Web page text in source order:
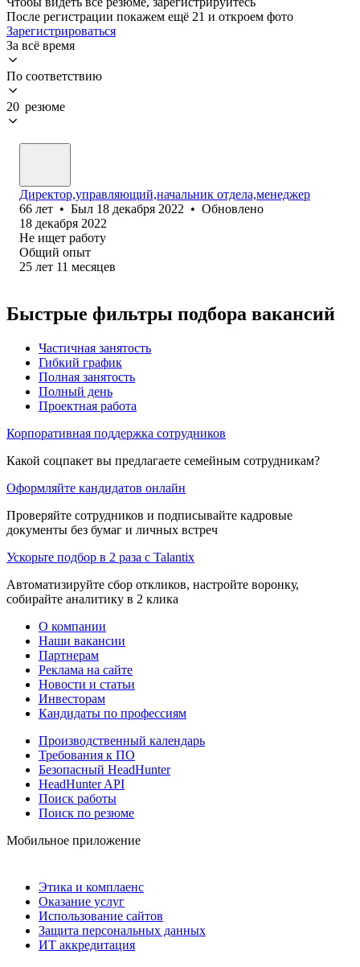
После регистрации покажем ещё 21 и откроем фото
Зарегистрироваться
За всё время
По соответствию
20 резюме
Директор,управляющий,начальник отдела,менеджер
66 лет • Был 18 декабря 2022 • Обновлено
18 декабря 2022
Не ищет работу
Общий опыт
25 лет 11 месяцев
Быстрые фильтры подбора вакансий
Частичная занятость
Гибкий график
Полная занятость
Полный день
Проектная работа
Корпоративная поддержка сотрудников
Какой соцпакет вы предлагаете семейным сотрудникам?
Оформляйте кандидатов онлайн
Проверяйте сотрудников и подписывайте кадровые
документы без бумаг и личных встреч
Ускорьте подбор в 2 раза с Talantix
Автоматизируйте сбор откликов, настройте воронку,
собирайте аналитику в 2 клика
О компании
Наши вакансии
Партнерам
Реклама на сайте
Новости и статьи
Инвесторам
Кандидаты по профессиям
Производственный календарь
Требования к ПО
Безопасный HeadHunter
HeadHunter API
Поиск работы
Поиск по резюме
Мобильное приложение
Этика и комплаенс
Оказание услуг
Использование сайтов
Защита персональных данных
ИТ аккредитация